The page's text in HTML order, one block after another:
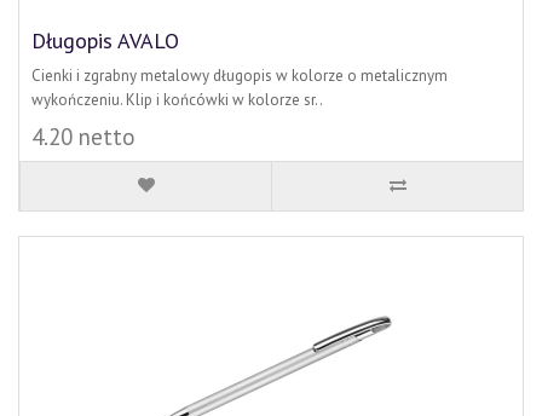
Długopis AVALO
Cienki i zgrabny metalowy długopis w kolorze o metalicznym
wykończeniu. Klip i końcówki w kolorze sr..
4.20 netto